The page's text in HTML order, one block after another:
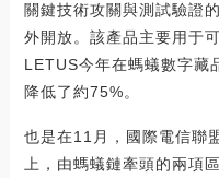
關鍵技術攻關與測試驗證
外開放。該產品主要用于
LETUS今年在螞蟻數字藏
降低了約75%。
也是在11月，國際電信聯
上，由螞蟻鏈牽頭的兩項